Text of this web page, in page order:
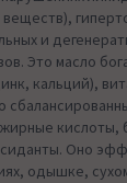
и
Это масло
кальций),
кислоты,
Оно
одышке,